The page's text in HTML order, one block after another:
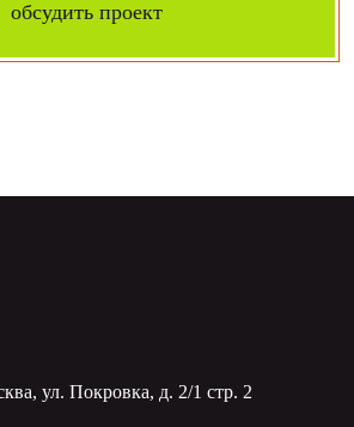
обсудить проект
ул. Покровка, д. 2/1 стр. 2